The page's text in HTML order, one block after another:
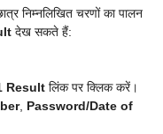
निम्नलिखित चरणों का पालन
देख सकते हैं:
Result लिंक पर क्लिक करें।
, Password/Date of